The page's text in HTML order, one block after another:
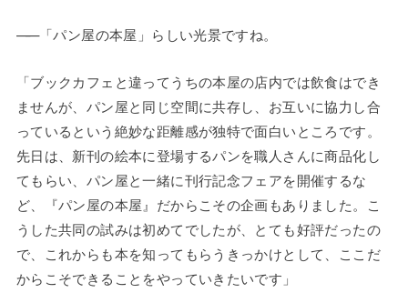
——「パン屋の本屋」らしい光景ですね。
「ブックカフェと違ってうちの本屋の店内では飲食はでき
ませんが、パン屋と同じ空間に共存し、お互いに協力し合
っているという絶妙な距離感が独特で面白いところです。
先日は、新刊の絵本に登場するパンを職人さんに商品化し
てもらい、パン屋と一緒に刊行記念フェアを開催するな
ど、『パン屋の本屋』だからこその企画もありました。こ
うした共同の試みは初めてでしたが、とても好評だったの
で、これからも本を知ってもらうきっかけとして、ここだ
からこそできることをやっていきたいです」